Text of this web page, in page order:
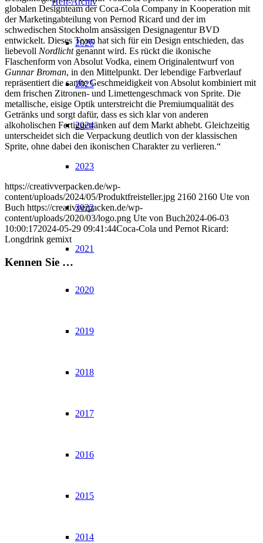
2026
2025
2024
2023
2022
2021
2020
2019
2018
2017
2016
2015
2014
globalen Designteam der Coca-Cola Company in Kooperation mit
der Marketingabteilung von Pernod Ricard und der im
schwedischen Stockholm ansässigen Designagentur BVD
entwickelt. Dieses Team hat sich für ein Design entschieden, das
liebevoll Nordlichtgenannt wird. Es rückt die ikonische
Flaschenform von Absolut Vodka, einem Originalentwurf von
Gunnar Broman, in den Mittelpunkt. Der lebendige Farbverlauf
repräsentiert die sanfte Geschmeidigkeit von Absolut kombiniert mit
dem frischen Zitronen- und Limettengeschmack von Sprite. Die
metallische, eisige Optik unterstreicht die Premiumqualität des
Getränks und sorgt dafür, dass es sich klar von anderen
alkoholischen Fertiggetränken auf dem Markt abhebt. Gleichzeitig
unterscheidet sich die Verpackung deutlich von der klassischen
Sprite, ohne dabei den ikonischen Charakter zu verlieren.“
https://creativverpacken.de/wp-
content/uploads/2024/05/Produktfreisteller.jpg 2160 2160 Ute von
Buch https://creativverpacken.de/wp-
content/uploads/2020/03/logo.png Ute von Buch2024-06-03
10:00:172024-05-29 09:41:44Coca-Cola und Pernot Ricard:
Longdrink gemixt
Kennen Sie …